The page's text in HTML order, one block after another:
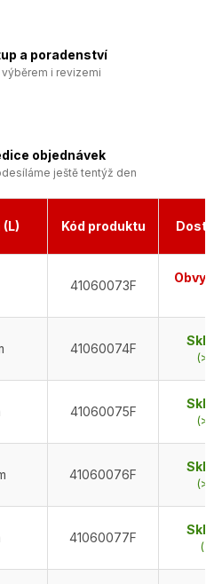
a poradenství
i revizemi
objednávek
ještě tentýž den
(L) Kód produktu
41060073F
41060074F
41060075F
41060076F
41060077F
(3